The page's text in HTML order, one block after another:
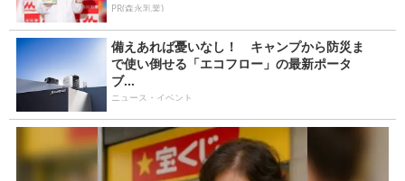
PR(森永乳業)
備えあれば憂いなし！ キャンプから防災ま
で使い倒せる「エコフロー」の最新ポータ
ブ...
ニュース・イベント